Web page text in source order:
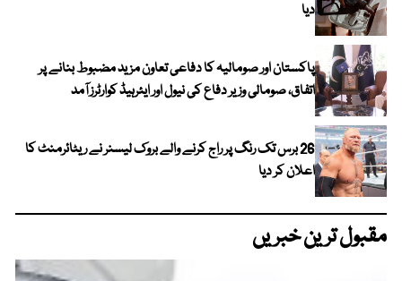
دیا
پاکستان اور صومالیہ کا دفاعی تعاون مزید مضبوط بنانے پر
اتفاق، صومالی وزیر دفاع کی نیول اور ایئرہیڈ کوارٹرز آمد
26 برس تک رنگ پر راج کرنے والے بروک لیسنر نے ریٹائرمنٹ کا
اعلان کر دیا
مقبول ترین خبریں